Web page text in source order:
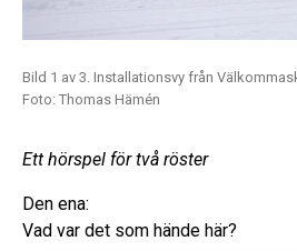
Bild 1 av 3. Installationsvy från
Foto: Thomas Hämén
Ett hörspel för två röster
Den ena:
Vad var det som hände här?